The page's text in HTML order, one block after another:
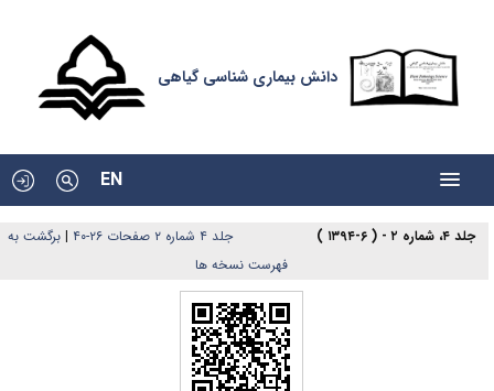
دانش بیماری شناسی گیاهی
EN
جلد ۴، شماره ۲ - ( ۶-۱۳۹۴ ) جلد ۴ شماره ۲ صفحات ۲۶-۴۰ | برگشت به
فهرست نسخه ها